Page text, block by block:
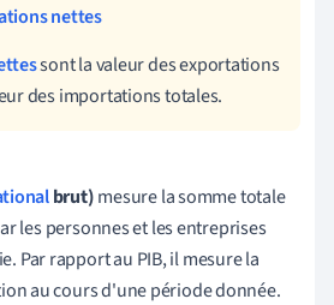
nettes
sont la valeur des exportations
des importations totales.
brut)mesure la somme totale
les personnes et les entreprises
Par rapport au PIB, il mesure la
au cours d'une période donnée.